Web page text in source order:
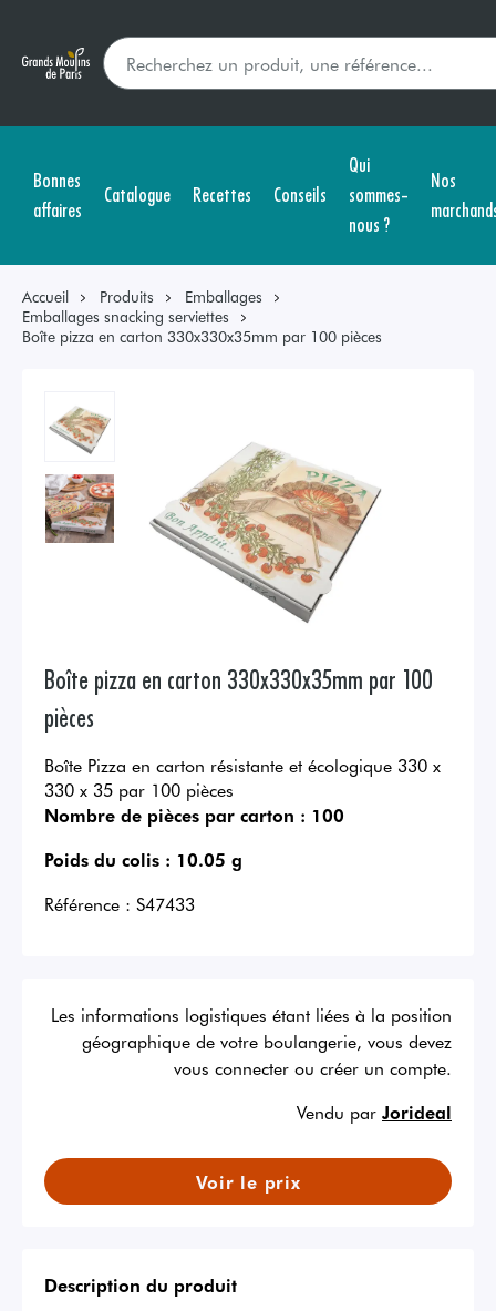
Bonnes
affaires
Catalogue Recettes Conseils
Qui
sommes-
nous ?
Nos
Accueil Produits
Emballages
Emballages snacking serviettes
Boîte pizza en carton 330x330x35mm par 100 pièces
Boîte pizza en carton 330x330x35mm par 100
pièces
Boîte Pizza en carton résistante et écologique 330 x
330 x 35 par 100 pièces
Nombre de pièces par carton : 100
Poids du colis : 10.05 g
Référence : S47433
Les informations logistiques étant liées à la position
géographique de votre boulangerie, vous devez
vous connecter ou créer un compte.
Vendu par Jorideal
Voir le prix
Description du produit